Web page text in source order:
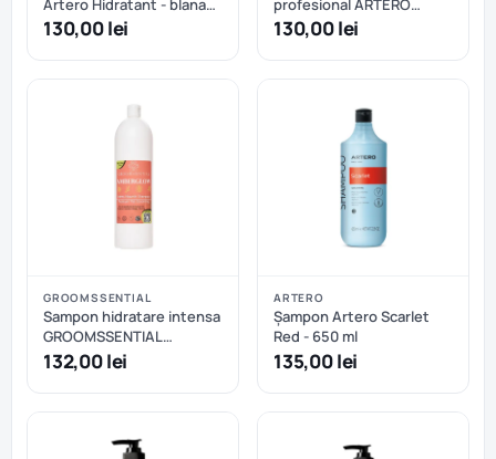
Artero Hidratant - blana
medie sau lunga, blana
uscata sau deteriorata -
650 ml
130,00 lei
profesional ARTERO
4Cats pentru pisici - 1 L
130,00 lei
GROOMSSENTIAL
Sampon hidratare intensa
GROOMSSENTIAL
Amberglow - 1000 ml
132,00 lei
ARTERO
Șampon Artero Scarlet
Red - 650 ml
135,00 lei